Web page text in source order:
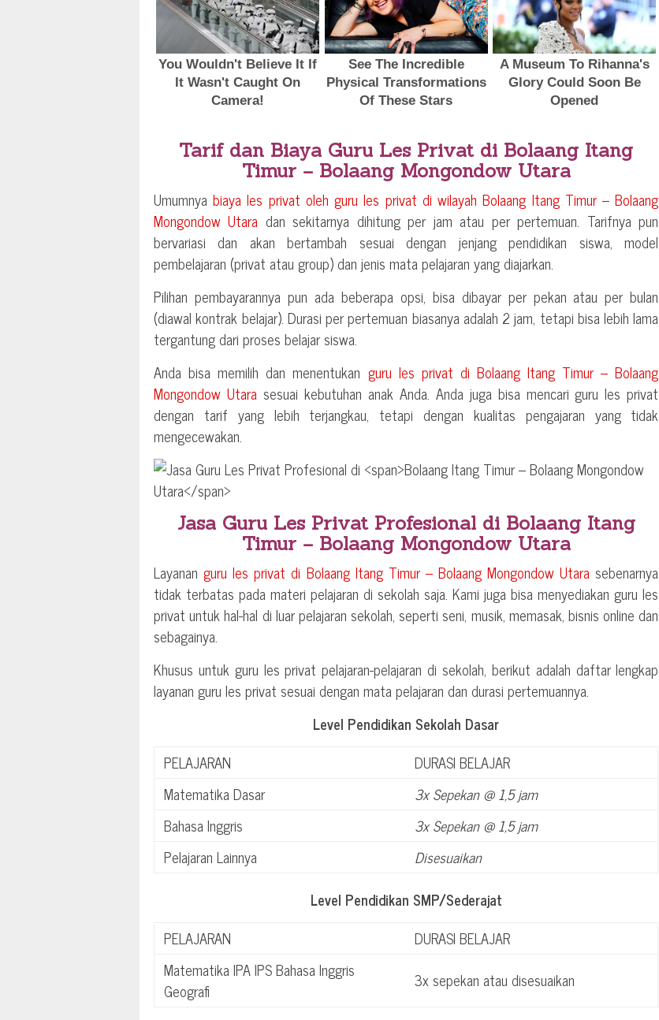
Tarif dan Biaya Guru Les Privat di Bolaang Itang
Timur – Bolaang Mongondow Utara
Umumnyabiaya les privat oleh guru les privat di wilayahBolaang Itang Timur – Bolaang
Mongondow Utara dan sekitarnya dihitung per jam atau per pertemuan. Tarifnya pun
bervariasi dan akan bertambah sesuai dengan jenjang pendidikan siswa, model
pembelajaran (privat atau group) dan jenis mata pelajaran yang diajarkan.
Pilihan pembayarannya pun ada beberapa opsi, bisa dibayar per pekan atau per bulan
(diawal kontrak belajar). Durasi per pertemuan biasanya adalah 2 jam, tetapi bisa lebih lama
tergantung dari proses belajar siswa.
Anda bisa memilih dan menentukan guru les privat di Bolaang Itang Timur – Bolaang
Mongondow Utarasesuai kebutuhan anak Anda. Anda juga bisa mencari guru les privat
dengan tarif yang lebih terjangkau, tetapi dengan kualitas pengajaran yang tidak
mengecewakan.
Jasa Guru Les Privat Profesional di Bolaang Itang
Timur – Bolaang Mongondow Utara
Layananguru les privat di Bolaang Itang Timur – Bolaang Mongondow Utara sebenarnya
tidak terbatas pada materi pelajaran di sekolah saja. Kami juga bisa menyediakan guru les
privat untuk hal-hal di luar pelajaran sekolah, seperti seni, musik, memasak, bisnis online dan
sebagainya.
Khusus untuk guru les privat pelajaran-pelajaran di sekolah, berikut adalah daftar lengkap
layanan guru les privat sesuai dengan mata pelajaran dan durasi pertemuannya.
Level Pendidikan Sekolah Dasar
PELAJARAN
DURASI BELAJAR
Matematika Dasar
3x Sepekan @ 1,5 jam
Bahasa Inggris
3x Sepekan @ 1,5 jam
Pelajaran Lainnya
Disesuaikan
Level Pendidikan SMP/Sederajat
PELAJARAN
DURASI BELAJAR
Matematika IPA IPS Bahasa Inggris
Geografi
3x sepekan atau disesuaikan